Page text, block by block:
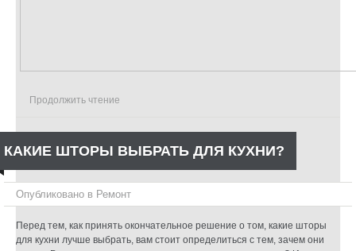
Продолжить чтение
КАКИЕ ШТОРЫ ВЫБРАТЬ ДЛЯ КУХНИ?
Опубликовано в Ремонт
Перед тем, как принять окончательное решение о том, какие шторы
для кухни лучше выбрать, вам стоит определиться с тем, зачем они